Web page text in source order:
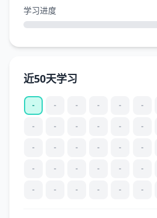
学习进度
近50天学习
- - - - - -
- - - - - -
- - - - - -
- - - - - -
- - - - - -